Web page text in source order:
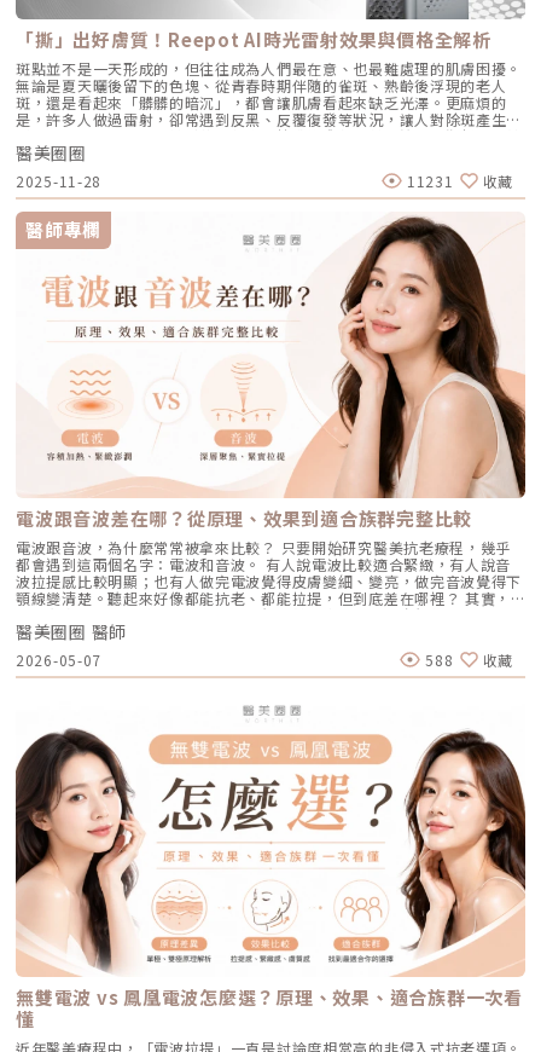
Q8：Profhilo成分天然嗎？會不會引起過敏？Profhilo採用高純度、非動
物來源的玻尿酸，不含常見交聯劑成分，安全性高，過敏反應發生機率非常
低，並獲得歐盟CE安全認證。Profhilo璞菲洛是突破傳統玻尿酸觀念的療
程，不以填充為主，而是提升肌膚自癒力與膚質的「逆時針保養」新選擇。
如果你渴望不影響生活的微創保養，並希望從根本改善膚質，Profhilo 絕
對值得你列入考量。在選擇療程前，務必諮詢專業醫師，評估自身膚況與適
合方案，才能真正達到年輕又自然的理想狀態。選擇合法診所、專業醫師與
原廠產品，是安全變美的不二法門。★溫馨提醒★小編要提醒大家，醫療並
非單純的商業交易，所有的療程都伴隨著風險。因此，作為消費者應該謹慎
選擇合適的醫療方案，以確保安全與健康。
於全身性的系統性治療。它能全面抑制皮脂腺分泌、使皮脂腺萎縮，同時促
進毛囊正常角化，並大幅減少發炎反應與痤瘡桿菌增生。核心強項：能夠一
次打擊痘痘的四大成因，對於嚴重型、結節囊腫型痘痘，或是對其他治療
（包含抗生素、外用藥膏）無效的頑固型痘痘，具有極高的治癒率與長效
性。需注意事項：伴隨較明顯的副作用，最常見包含嘴唇乾裂、皮膚乾燥脫
皮、眼睛乾澀等。此外，孕婦絕對禁用（具致畸胎性），療程期間需配合醫
師定期抽血監測肝功能與血脂，且通常需持續服用數個月至一年以上以達到
標準的累積劑量。CAPRI 藍雷射與 AviClear 戰痘雷射最主要的差異，在於
「雷射波長」與「對油脂的吸收破壞力」。簡單來說，藍雷射主打「控油加
殺菌」的雙效機制，適合用來對付輕中度的痘痘與毛孔粗大問題；而
1726nm 的戰痘雷射則是專為「阻斷皮脂腺」而生，能精準且深度地破壞
出油源頭，因此更適合用來拯救中重度發炎、滿臉油光，以及長年反覆發作
的頑固型痘痘肌。誰最適合打 AviClear 戰痘雷射？如果符合以下任一情
況，AviClear 將會是非常值得評估的投資： 口服藥物恐懼或不適應者：曾
經吃過口服 A 酸但無法忍受乾燥脫皮，或是抽血發現肝指數異常而被迫停藥
的人。 備孕中或哺乳中的女性：口服 A 酸有強烈的致畸胎性，停藥後仍需
避孕一段時間；而戰痘雷射純粹是物理性光電治療，對全身系統無影響（但
孕婦本身基於安全考量，雷射療程前仍須經醫師評估）。 滿臉油光、毛孔
粗大者：即使目前沒有嚴重的發炎痘痘，但深受「中東油田」困擾，希望從
根本減少出油量的人。 作息不正常、壓力型成人痘：針對因為熬夜、壓力
大導致賀爾蒙波動，進而反覆在下巴、兩頰爆發的成人痘，精準破壞皮脂腺
能有效阻斷復發。 深色肌膚患者：過去許多雷射（如脈衝光、某些淨膚雷
射）在深色肌膚上容易引發熱傷害或色素沉澱（反黑）。AviClear 的
1726nm 波長針對的是「油脂」而非「黑色素」，因此適用於 Fitzpatrick
膚色分類的 I 到 VI 型（包含極深色肌膚），安全性極高。AviClear 戰痘雷
射 常見 QA 總整理在決定進行療程前，大家心中難免還有一些疑問。我們
整理了討論度最高的幾個問題：Q1：打 AviClear 戰痘雷射會痛嗎？需要敷
麻藥嗎？A：疼痛度極低，多數患者甚至不需要敷麻藥！怕痛的人有福了！
AviClear 搭載了專利的「AviCool™ 藍寶石冷卻技術」，探頭在雷射擊發的
前、中、後都會持續為肌膚表面降溫。治療過程中，主要會感覺到探頭冰冰
涼涼的，伴隨輕微的溫熱感或是像被橡皮筋輕彈的感覺。相較於傳統雷射或
手工清粉刺的痛楚，整體舒適度大幅提升，輕鬆就能完成療程。Q2：我現
在正在吃口服 A 酸，可以打 AviClear 嗎？A：建議先與主治醫師討論。一
般來說，口服 A 酸會讓皮膚變得比較薄且脆弱。多數醫師會建議在停用口服
A 酸至少 1 到 3 個月後，讓皮膚屏障稍微恢復，再來進行雷射治療會比較
安全。Q3：如果我只有局部（例如下巴）長痘痘，可以只打局部嗎？A：通
常建議「全臉治療」效果最佳。皮脂腺是分佈在全臉的，雖然目前只有下巴
在發炎，但其他區域的皮脂腺可能也處於過度活躍的狀態。全臉均勻施打可
以達到整體控油、預防其他部位未來爆發的效果。當然，醫師在施打時，會
針對正在發炎的嚴重區域特別加強能量。Q4：三次療程結束後，一輩子都
幅萎縮皮脂腺，把出油量降到極低，讓長痘痘的機率降到最低。但人體是有
自我修復機制的，經過數年後，部分皮脂腺可能會慢慢恢復部分功能。此
外，極端的壓力、嚴重的賀爾蒙失調依然可能引發零星的痘痘。但整體來
說，膚況絕對會比治療前穩定非常多。許多人會選擇在 1 到 2 年後，將
AviClear 作為年度的「控油進廠保養」來施打一次。Q5：打完 AviClear 後
有修復期嗎？該怎麼保養？A：由於屬於「非侵入性」的安全療程，術後皮
膚最多只會有輕微的泛紅，通常在幾個小時到一天內就會自然消退，完全不
影響日常上班上課。術後的保養也非常簡單：只要做好「基礎保濕」與「確
實防曬」，並在術後一週內暫停使用美白、酸類或去角質等刺激性產品即
可。對於忙碌的現代人來說，是非常友善的午休醫美選擇。拿回肌膚的主導
權，抗痘不再是一場苦戰青春痘從來就不只是一個表面的皮膚問題，它更深
刻地牽動著個人的自信心與社交生活。過去，嚴重痘痘肌患者往往陷入兩
難：任憑痘痘反覆肆虐，或是無奈忍受口服藥物的強烈副作用。隨著 2026
年新一代抗痘武器AviClear 戰痘雷射（1726nm）問世，無疑為醫學美容界
與深受痘痘困擾的患者，提供了一個全新、安全且具備極長效性的無藥物解
答。它成功將抗痘戰場，從伴隨負擔的全身性藥物代謝，精準轉移至局部的
皮脂腺控制，從源頭阻斷致痘環境。如果你也厭倦了反覆擦藥、吃藥的無盡
輪迴，渴望重新擁有一張清爽、穩定、不易泛油光的健康臉龐，建議尋求專
業醫師進行完整的膚況評估。透過精準的雷射療程規劃，為自己預約一個遠
離痘疤與油光的全新未來！
可逆的凹洞。6. 【蟎蟲型毛孔】：隱形的微小房客在作怪我們的臉上本來就
有共生的「蠕形蟎蟲」，但當免疫力下降、皮脂分泌失衡，或是過度清潔破
壞皮脂膜時，蟎蟲就會大量異常繁殖。牠們會啃食皮脂、進出毛囊，蟲體的
排泄物與屍體會引發毛囊發炎，進而把毛孔撐大。如何從日常居家保養穩住
毛孔不失控？雖然保養品無法讓已經擴大的毛孔完全「縮回」，但正確的居
家保養，能幫助控制毛孔不再進一步擴張，並改善整體膚質的平滑度。1. 溫
和清潔，不過度刺激：選擇胺基酸系等溫和潔顏產品，一天清潔 1～2 次即
可。避免頻繁使用磨砂或強力去角質產品，以減少對皮膚屏障的刺激。2. 適
度使用酸類，幫助代謝角質：對於油脂分泌較旺或粉刺型毛孔，可在醫師或
專業建議下使用酸類保養品： 水楊酸（BHA）：脂溶性，能深入毛孔幫助
油脂代謝，常用於黑頭與粉刺調理。 果酸（AHA，如甘醇酸、乳酸）：主要
作用於表層角質更新，改善肌膚粗糙。 杏仁酸：屬於果酸的一種但兼具親
脂特性，屬較溫和的酸類選擇。3. 抗老成分 A醇（Retinol）：A醇是目前研
究較完整的抗老成分之一，可促進表皮更新，並間接支持膠原蛋白生成，對
於老化型毛孔與膚質粗糙有一定幫助。但 A醇具有刺激性，建議採取低濃
度、循序漸進方式建立耐受。4. 防曬是關鍵保護：紫外線是造成膠原蛋白流
失與肌膚老化的重要因素之一。長期日曬會加速毛孔鬆弛，因此無論晴雨都
應確實做好防曬（塗抹防曬乳或物理性遮蔽）。醫美療程如何精準對抗毛孔
粗大？如果你期待的是肉眼可見的改善幅度，相比起日常保養，專業的醫美
療程通常會是更直接且具效率的選擇之一。隨著醫美科技的不斷進步，針對
不同成因的毛孔問題都有相對應的解方！1. 溫和深層清潔：海菲秀
（HydraFacial）原理：屬於非侵入性的保養。利用專利的負壓水渦流技
術，溫和無痛地吸出毛孔深層的黑頭、白頭粉刺與多餘皮脂，同時導入高濃
度的保濕與抗氧化精華。適合誰：出油粉刺型毛孔、怕痛不敢打雷射、想作
為重要活動前的急救保養者。效果與特色：做完當下皮膚立刻感受到「會呼
吸」的潔淨感，毛孔因為髒污被清空並喝飽水，視覺上會立刻變得細緻，且
無恢復期。2. 光電雷射：皮秒雷射（搭配特殊透鏡）原理：皮秒雷射
（Pico Laser）是目前詢問度最高的縮毛孔療程。核心在於加上了「蜂巢透
鏡」或「聚焦透鏡」。這能在不破壞表皮的情況下，將雷射光束匯聚，在真
皮層產生「空泡效應（LIOB）」。這就像是在皮膚深層進行微小的破壞，
藉此喚醒肌膚的自癒機制，大量刺激膠原蛋白與彈力纖維新生，進而把毛孔
周圍的凹陷給「撐」起來。適合誰：輕中度的老化型毛孔、輕微淺層痘疤、
想同時改善膚色不均與暗沉的人。效果與特色：熱傷害小，術後通常只會紅
腫1~3天，幾乎不影響日常生活。是目前 CP 值極高的定期保養型雷射。3.
重度凹洞救星：UP雷射原理：如果是屬於嚴重的「疤痕/凹洞型毛孔」，皮
秒雷射可能不夠力，這時候就需要汽化型雷射上場。例如 UP雷射
（UltraPulse），它能將能量精準且極深地打入真皮層甚至皮下組織，切斷
硬化的纖維化疤痕組織，進行深層的肌膚重建。適合誰：嚴重的冰鑿型痘
疤、嚴重凹洞型毛孔粗大。效果與特色：效果非常強大且顯著，但相對的
「破壞力」也強。術後會有明顯的點狀結痂、流組織液，恢復期較長（約需
波 Exion、無限電波 Potenza）原理：結合了「微針」與「電波（RF）」
雙重優勢。透過極細的微針穿透表皮，在到達真皮層特定深度時瞬間釋放電
波熱能。這不僅能刺激膠原蛋白與彈力蛋白重組（改善老化型毛孔），微針
的物理性破壞與電波熱能，還能破壞過度活躍的皮脂腺（改善出油型毛
孔）。適合誰：混合型毛孔（又油又鬆弛）、肝斑體質不適合打高能量雷射
者、想全面提升膚質緊緻度的人。效果與特色：因為熱能在皮膚深層釋放，
表皮的熱傷害極小，退紅快（通常隔天即可上妝）。對於膚質的「整體優
化」有非常亮眼的表現。5. 物理性微創重建：得美微針筆（Dermapen）原
理：透過儀器上極細微的針頭，在肌膚表層每秒創造出1,920的微小穿刺通
道。這種「微破壞」能直接啟動肌膚天然的傷口癒合機制，刺激膠原蛋白與
彈力蛋白增生。更棒的是，這些微通道能像海綿一樣，大幅提升後續保養精
華（如生長因子、高濃度玻尿酸）的吸收率，達到加乘的養膚效果。適合族
群：老化型毛孔、淺層凹洞型毛孔、膚質粗糙者，以及對部分能量型療程較
為敏感、希望降低反黑風險的族群（實際仍需由醫師評估）。效果與特色：
因為沒有雷射或電波的「熱傷害」，所以術後照顧相對簡單，反黑機率極
低。做完後通常會有 1~3 天的微泛紅，能溫和改善膚質與毛孔細緻度的新
興療程。醫美療程怎麼選？重點大評比為了讓你更清楚怎麼挑選，我們整理
了五大主力療程的比較表：療程後的關鍵：醫美術後保養黃金法則許多人投
入療程本身，卻忽略術後照護的重要性，可能影響修復效果，甚至增加色素
沉澱風險。掌握以下三大原則，有助於穩定膚況並延續療程效果：1. 加強保
濕修護雷射或電波療程後，肌膚屏障暫時較為脆弱，容易出現乾燥與水分流
「撕」出好膚質！Reepot AI時光雷射效果與價格全解析
斑點並不是一天形成的，但往往成為人們最在意、也最難處理的肌膚困擾。
無論是夏天曬後留下的色塊、從青春時期伴隨的雀斑、熟齡後浮現的老人
斑，還是看起來「髒髒的暗沉」，都會讓肌膚看起來缺乏光澤。更麻煩的
是，許多人做過雷射，卻常遇到反黑、反覆復發等狀況，讓人對除斑產生陰
影。 Reepot AI時光雷射（仿單名為「蕾璞釹雅各雷射系統」，衛部醫器輸
字第 037165 號）自 2025 年 7 月上市後便迅速受到關注，被視為色素治
療領域重要新進展。它重新定義了傳統除斑的思維，將以往以熱能為主的
「燒灼式破壞」，轉變為更精準、更可控的「震碎式處理」，再結合 AI 影
像分析與超冷卻保護，使治療不僅更安全、也更貼近現代人追求的舒適與高
效率。對於過去因反黑、修復期長或效果不均而猶豫的族群而言，Reepot
的出現為除斑帶來全新的可能。 這篇文章就帶你理解Reepot 到底怎麼運
作？和你聽過的皮秒、傳統雷射有什麼不同？誰適合做、誰不適合？效果、
術後照護、價格又是多少呢？希望能讓你在做選擇前，有完整且中立的參
考。為什麼斑點這麼難纏？了解色素成因，是選擇療程前最重要的一步許多
人以為斑點只是「曬太陽造成的色塊」，但實際上臉上的每一顆斑，都可能
有不同來源。色素形成的原因多元，深度位置也不相同，因此在治療上自然
不能以單一方式應對。常見的斑點來源包括：一、紫外線長期累積的影響日
曬會刺激黑色素細胞活躍，形成曬斑、雀斑或不均勻暗沉。二、基因與體質
因素有些人天生黑色素細胞較敏感，斑點更容易在年輕時就出現。三、荷爾
蒙波動包含懷孕、避孕藥、壓力、作息不穩等，都可能使色素活躍，例如熟
知的肝斑。四、發炎後色素沉澱（PIH）痘痘、皮膚受傷、過度刺激後，都
可能留下深淺不一的色沉。以上原因造成斑點呈現不同的「深度」「密度」
與「分布」，也使除斑變得不再只是把黑色素擊散這麼簡單。只要能量不
足，改善有限；能量過強，又可能刺激皮膚，造成修復期延長、色素反應，
甚至讓斑點反覆出現。也因為色素問題本身複雜，傳統除斑療程才會讓人覺
得「效果不一定穩定」。要真正提高治療的成功率，關鍵就在於是否能更精
準、穩定地處理不同深度的黑色素，同時降低熱傷害。什麼是 Reepot AI時
光雷射？從技術重新理解除斑Reepot AI時光雷射是一款以 532 nm 綠光為
基礎，並結合 AI 影像分析的智慧型色素雷射，已通過美國 FDA、韓國
KFDA 與台灣 TFDA 核可。它的設計目的，是讓除斑治療更精準、更安全，
也更符合亞洲膚質對低熱傷害的需求。透過AI智慧影像掃描技術，系統能先
辨識斑點的深度與分布，使能量設定更具科學依據。在治療作用上，
Reepot 搭載超低溫冷卻機制，能在能量擊發的同時以低溫保護皮膚，降低
紅腫與熱刺激。其能量原理以機械式震動分散黑色素為主，而非單純依賴高
熱破壞，因此對周邊組織更溫和。簡單來說，它讓除斑從過去較不穩定的模
式，提升為更可控、恢復期更短的療程設計。Reepot 三大核心技術：讓除
斑更精準、安全、穩定在眾多除斑雷射中，Reepot 之所以被視為新一代的
術，不只是把能量打在斑點上，而是以更科學、更安全的方式處理色素問
題。AutoDerm 智慧影像分析系統在正式治療前，系統會先掃描肌膚，辨識
每一處斑點的分布、深度與範圍。這讓醫師不再只依賴肉眼判斷，而是能透
過影像資訊調整能量，讓治療更客製化、也更一致。對於斑點多、深淺不一
或分布不規則的人來說，這項技術能有效提升治療的精準度。CPTL 超冷卻
保護除斑過程中最令人擔心的副作用之一，就是因熱能過高造成紅腫、脫
皮，甚至反黑。CPTL 的作用是在雷射擊發的同時迅速降溫，使肌膚保持在
低溫狀態，避免熱能向周圍擴散。皮膚被冷保護包覆後，不僅治療時更舒
適，也能減少後續的發炎反應，讓整體修復期縮短許多。VSLS色素冷剝離
技術在 532 奈米波長下，Reepot 的能量並非以高熱燒灼黑色素，而是以機
械式的震動作用使色素顆粒鬆動、分離，再交由身體自然代謝。這項機制能
同時保護真皮層的血管結構，減少對健康組織的影響，讓整個治療更溫和，
也降低出現過度刺激或色素反應的可能性。透過這三項核心技術的搭配，
Reepot 不只是單純「把斑點打掉」，而是以更安全、更穩定的方式改善色
素問題，也更符合現代人對於恢復期短、風險低的期待。Reepot 為何能將
斑點一撕即除？人工皮代謝讓改善更有感為什麼 Reepot 能做到治療後「撕
除人工皮時同步帶走斑點」？這與它的能量作用與術後設計密切相關。
Reepot 透過 532 nm 能量搭配冷剝離技術，使表層黑色素逐漸被帶向角質
層；治療後覆蓋的人工皮則提供穩定、封閉式的修復環境，讓色素在代謝期
間被更完整地固定在表皮。當人工皮在回診時由專業人員取下，老化角質連
醫美圈圈
2025-11-28 11231 收藏
醫師專欄
電波跟音波差在哪？從原理、效果到適合族群完整比較
電波跟音波，為什麼常常被拿來比較？ 只要開始研究醫美抗老療程，幾乎
都會遇到這兩個名字：電波和音波。 有人說電波比較適合緊緻，有人說音
波拉提感比較明顯；也有人做完電波覺得皮膚變細、變亮，做完音波覺得下
顎線變清楚。聽起來好像都能抗老、都能拉提，但到底差在哪裡？ 其實，
電波和音波最大的差別，不是「哪一個比較厲害」，而是它們使用的能量不
同、作用的層次不同，適合處理的老化問題也不同。 簡單來說： 電波偏向
改善皮膚的鬆、細紋、膚質與緊緻度。 音波偏向改善輪廓的垂、嘴邊肉、
下顎線與深層支撐。 例如：如果把臉比喻成一棟房子，電波比較像是在整
理牆面，讓表面變得更平整、更緊；音波則比較像是在加強地基與支撐結
拉提使用的是 RF 射頻能量。RF 是 Radiofrequency 的縮寫。原理是透過
射頻能量在皮膚組織中產生熱能，讓膠原蛋白受熱收縮，並啟動後續的膠原
蛋白新生與重組。很多人一聽到「加熱」會覺得很抽象，電波不是只打一個
點，而是讓一段皮膚組織被均勻加熱。當皮膚裡的膠原纖維遇到適當熱能，
就像鬆掉的彈力網被重新收緊，視覺上會有比較緊、平整的感覺。所以電波
常見的效果感受包括：皮膚變緊、細紋變淡、毛孔視覺變細緻、臉部鬆弛感
改善、膚質變得比較平滑。也因為電波比較強調「皮膚緊緻」和「膚質改
善」，所以如果困擾的是臉看起來鬆鬆的、眼周或嘴邊有細紋、臉頰摸起來
不夠緊實，電波通常會是可以評估的方向。但要注意，電波不是做完就立刻
變成另一張臉。效果通常會分成兩個階段：一部分人會先感覺皮膚有收緊
感，後續則會隨著膠原蛋白慢慢新生，讓緊緻度逐漸出現。音波是什麼？重
點在聚焦超音波與深層拉提音波拉提使用的是 聚焦式超音波能量，常見名
稱包含 HIFU、MFU 或 MFU-V。它的特色是可以把能量聚焦到皮膚深層，形
成一個個熱凝結點，刺激組織收縮與膠原蛋白新生。部分音波療程可透過不
同深度探頭，將能量作用到接近深層支撐結構的位置，例如常被討論的
SMAS 筋膜層。SMAS 是臉部支撐結構的一部分，傳統拉皮手術也會處理這
個層次。音波的概念，就是透過非侵入式方式，把能量送到較深層的支撐結
構，幫助輪廓往上拉。所以音波常見的效果感受包括：下顎線變清楚、嘴邊
肉改善、臉部線條變順、雙下巴或下半臉鬆垂感變少。如果你的困擾不是細
紋，而是「臉往下掉」、「輪廓線越來越模糊」、「拍照時下半臉變重」，
醫美圈圈 醫師
2026-05-07 588 收藏
無雙電波 vs 鳳凰電波怎麼選？原理、效果、適合族群一次看
懂